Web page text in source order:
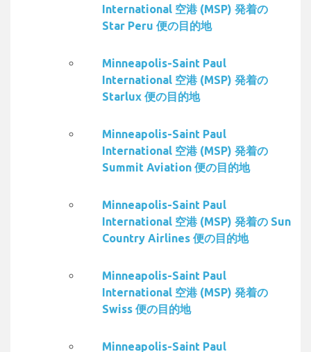
International 空港 (MSP) 発着の
Star Peru 便の目的地
Minneapolis-Saint Paul
International 空港 (MSP) 発着の
Starlux 便の目的地
Minneapolis-Saint Paul
International 空港 (MSP) 発着の
Summit Aviation 便の目的地
Minneapolis-Saint Paul
International 空港 (MSP) 発着の Sun
Country Airlines 便の目的地
Minneapolis-Saint Paul
International 空港 (MSP) 発着の
Swiss 便の目的地
Minneapolis-Saint Paul